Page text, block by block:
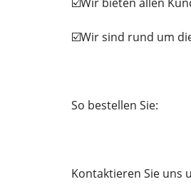
☑️Wir sind rund um
So bestellen Sie:
Kontaktieren Sie uns